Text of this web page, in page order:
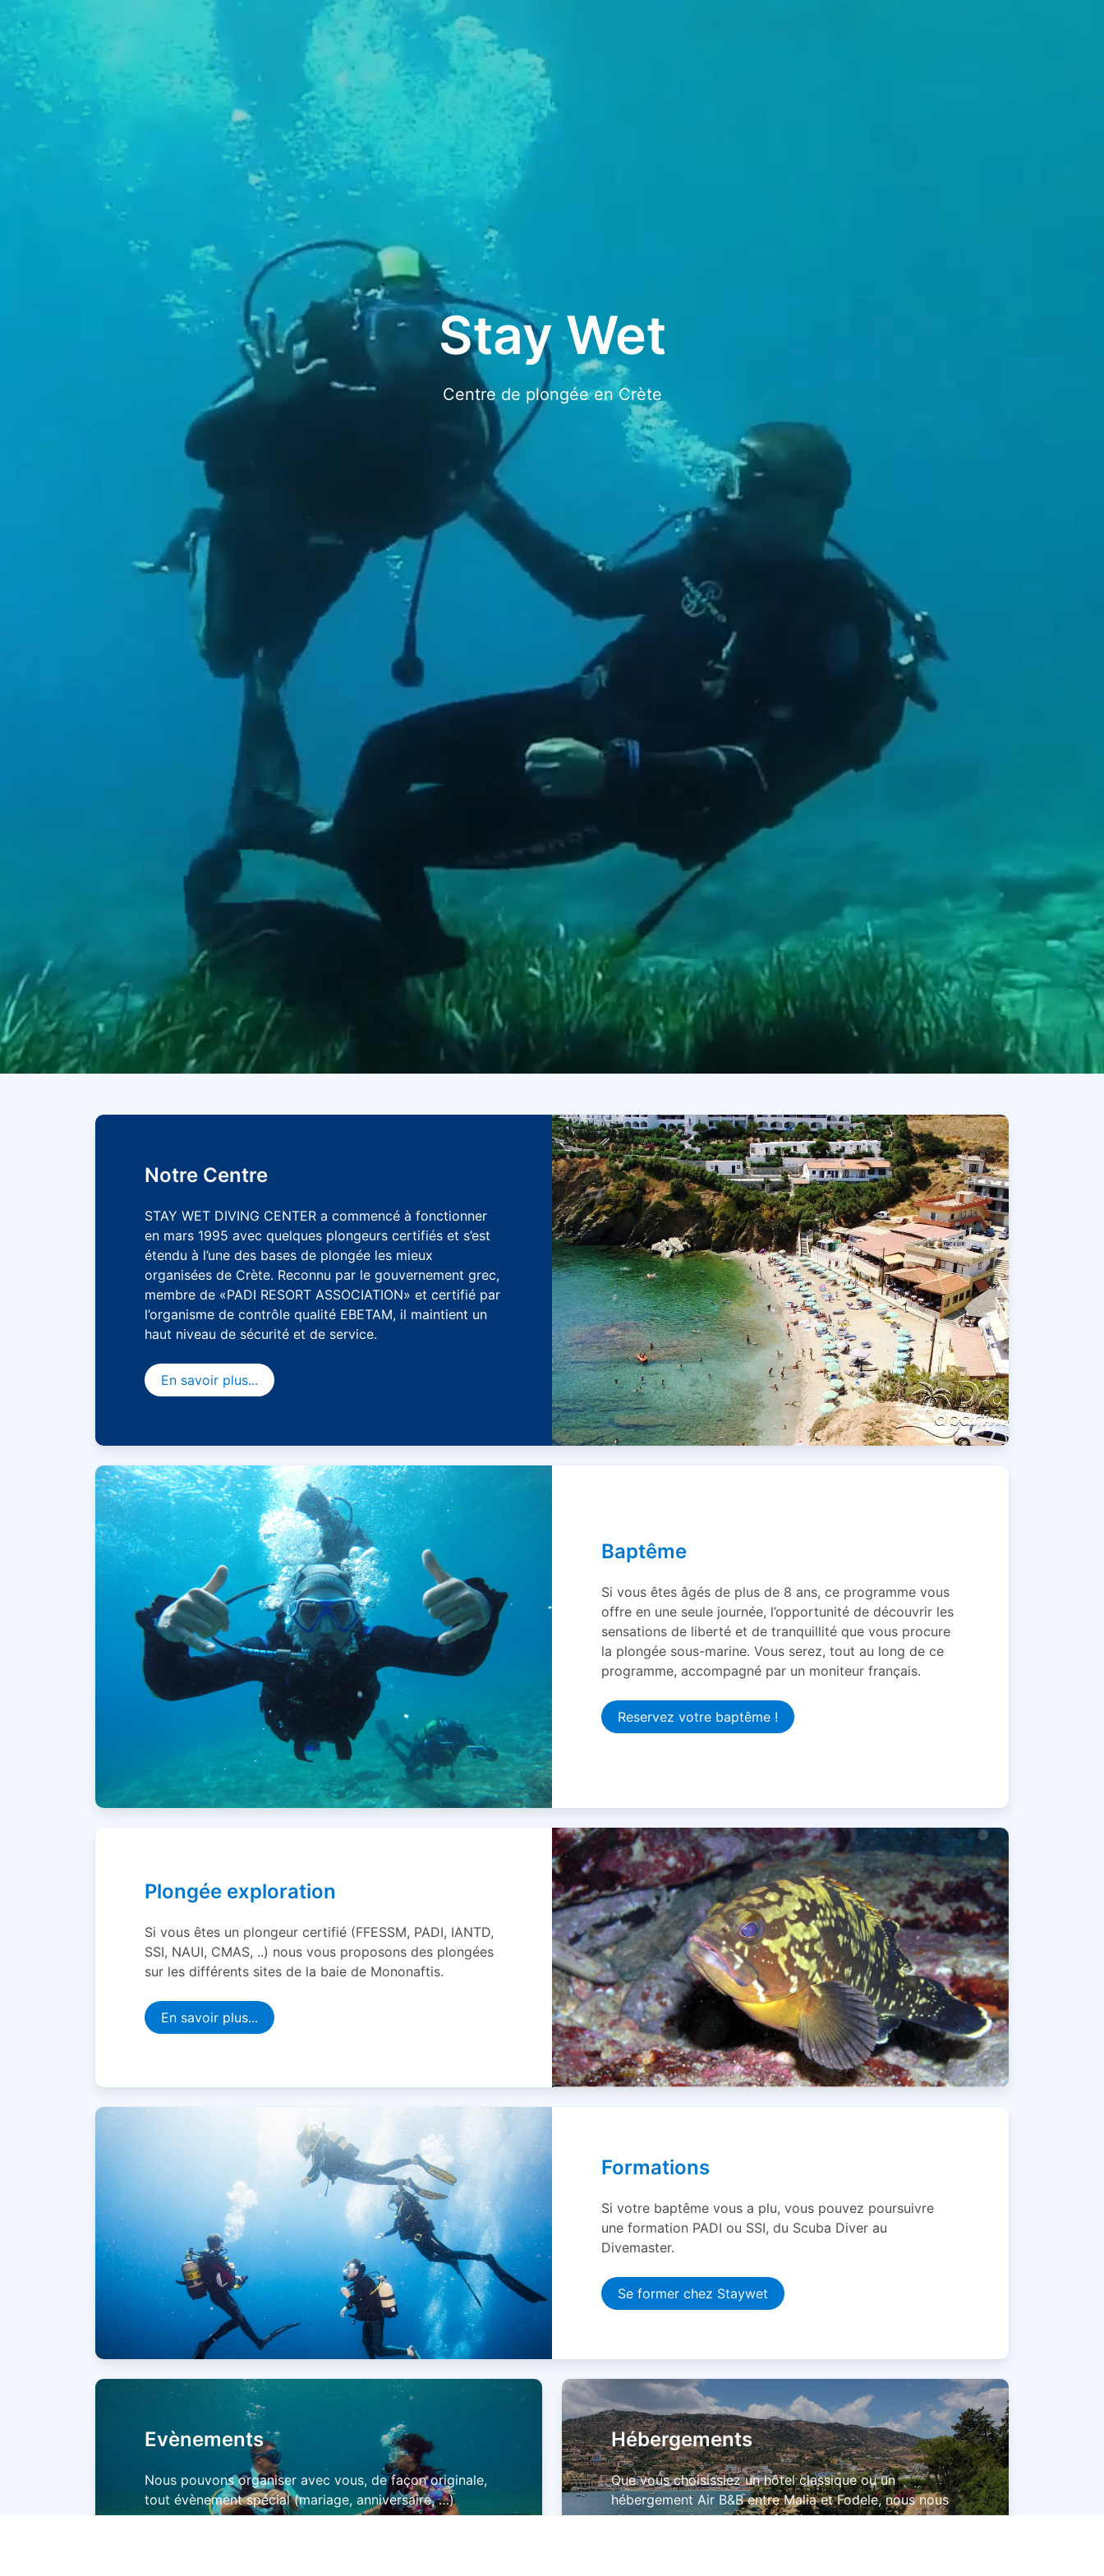
Stay Wet
Centre de plongée en Crète
Notre Centre
STAY WET DIVING CENTER a commencé à fonctionner
en mars 1995 avec quelques plongeurs certifiés et s’est
étendu à l’une des bases de plongée les mieux
organisées de Crète. Reconnu par le gouvernement grec,
membre de «PADI RESORT ASSOCIATION» et certifié par
l’organisme de contrôle qualité EBETAM, il maintient un
haut niveau de sécurité et de service.
En savoir plus...
Baptême
Si vous êtes âgés de plus de 8 ans, ce programme vous
offre en une seule journée, l’opportunité de découvrir les
sensations de liberté et de tranquillité que vous procure
la plongée sous-marine. Vous serez, tout au long de ce
programme, accompagné par un moniteur français.
Reservez votre baptême !
Plongée exploration
Si vous êtes un plongeur certifié (FFESSM, PADI, IANTD,
SSI, NAUI, CMAS, ..) nous vous proposons des plongées
sur les différents sites de la baie de Mononaftis.
En savoir plus...
Formations
Si votre baptême vous a plu, vous pouvez poursuivre
une formation PADI ou SSI, du Scuba Diver au
Divemaster.
Se former chez Staywet
Evènements
Nous pouvons organiser avec vous, de façon originale,
tout évènement spécial (mariage, anniversaire, …)
Hébergements
Que vous choisissiez un hôtel classique ou un
hébergement Air B&B entre Malia et Fodele, nous nous
chargerons de votre transfert jusqu’au centre.